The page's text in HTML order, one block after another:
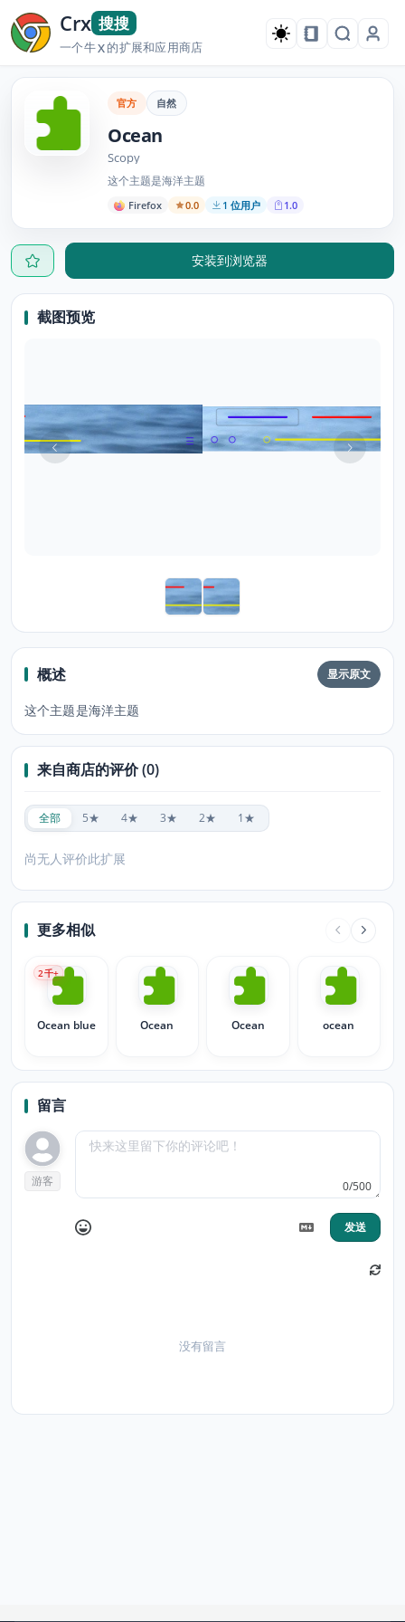
Crx 搜搜
一个牛X的扩展和应用商店
官方 自然
Ocean
Scopy
这个主题是海洋主题
Firefox 0.0 1 位用户 1.0
安装到浏览器
截图预览
概述 显示原文
这个主题是海洋主题
来自商店的评价 (0)
全部 5★ 4★ 3★ 2★ 1★
尚无人评价此扩展
更多相似
Ocean blue
2千+
Ocean Ocean ocean
留言
游客 0/500
发送
没有留言